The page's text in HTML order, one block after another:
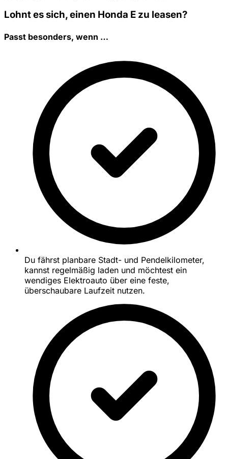
Lohnt es sich, einen Honda E zu leasen?
Passt besonders, wenn …
Du fährst planbare Stadt- und Pendelkilometer,
kannst regelmäßig laden und möchtest ein
wendiges Elektroauto über eine feste,
überschaubare Laufzeit nutzen.